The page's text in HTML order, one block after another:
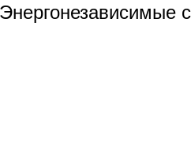
Энергонезависимые